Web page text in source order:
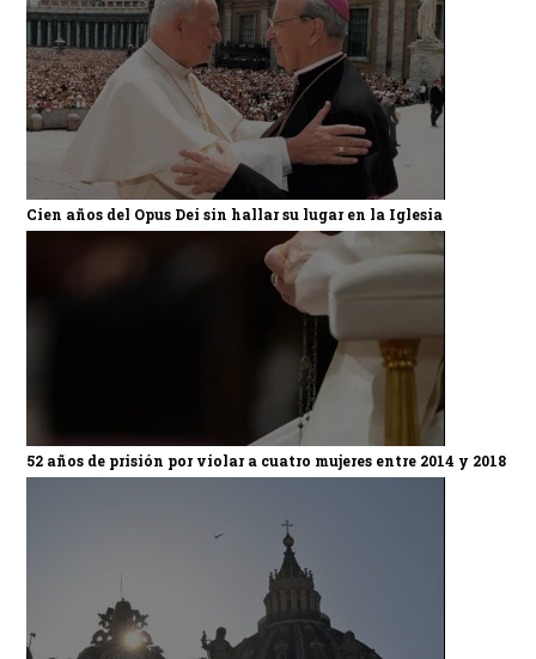
Cien años del Opus Dei sin hallar su lugar en la Iglesia
52 años de prisión por violar a cuatro mujeres entre 2014 y 2018